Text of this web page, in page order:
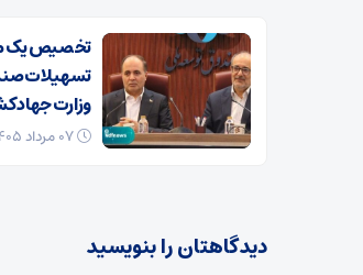
تخصیص یک
تسهیلات
وزارت جهاد
دیدگاهتان را بنویسید